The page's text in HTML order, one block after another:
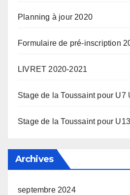
Planning à jour 2020
Formulaire de pré-inscription
LIVRET 2020-2021
Stage de la Toussaint pour U7
Stage de la Toussaint pour
Archives
septembre 2024